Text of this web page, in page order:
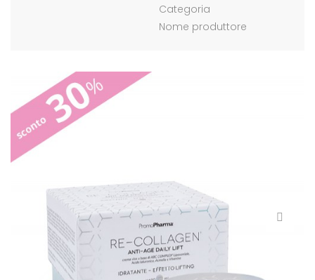
Categoria
Nome produttore